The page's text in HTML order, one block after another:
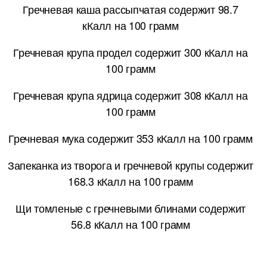
Гречневая каша рассыпчатая содержит 98.7
кКалл на 100 грамм
Гречневая крупа продел содержит 300 кКалл на
100 грамм
Гречневая крупа ядрица содержит 308 кКалл на
100 грамм
Гречневая мука содержит 353 кКалл на 100 грамм
Запеканка из творога и гречневой крупы содержит
168.3 кКалл на 100 грамм
Щи томленые с гречневыми блинами содержит
56.8 кКалл на 100 грамм